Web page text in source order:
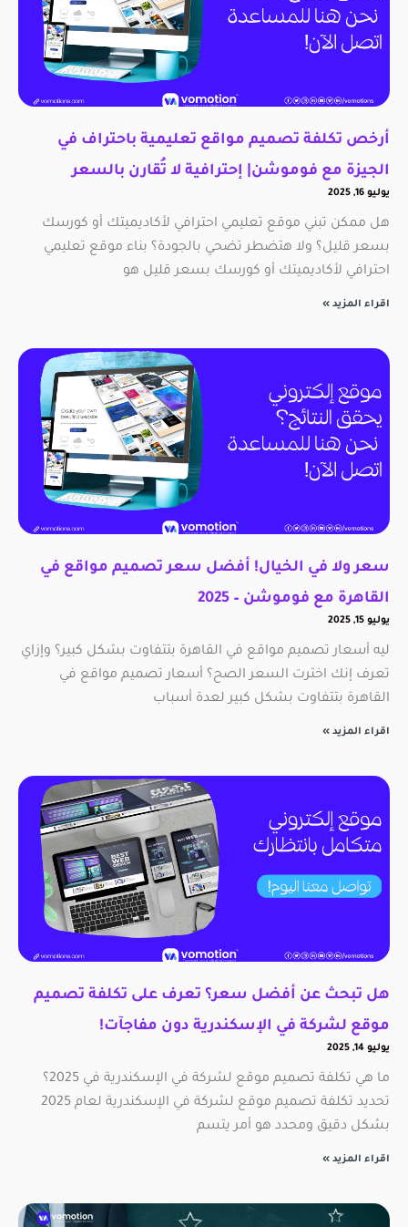
أرخص تكلفة تصميم مواقع تعليمية باحتراف في
الجيزة مع فوموشن| إحترافية لا تُقارن بالسعر
يوليو 16, 2025
هل ممكن تبني موقع تعليمي احترافي لأكاديميتك أو كورسك
بسعر قليل؟ ولا هتضطر تضحي بالجودة؟ بناء موقع تعليمي
احترافي لأكاديميتك أو كورسك بسعر قليل هو
اقراء المزيد »
سعر ولا في الخيال! أفضل سعر تصميم مواقع في
القاهرة مع فوموشن – 2025
يوليو 15, 2025
ليه أسعار تصميم مواقع في القاهرة بتتفاوت بشكل كبير؟ وإزاي
تعرف إنك اخترت السعر الصح؟ أسعار تصميم مواقع في
القاهرة بتتفاوت بشكل كبير لعدة أسباب
اقراء المزيد »
هل تبحث عن أفضل سعر؟ تعرف على تكلفة تصميم
موقع لشركة في الإسكندرية دون مفاجآت!
يوليو 14, 2025
ما هي تكلفة تصميم موقع لشركة في الإسكندرية في 2025؟
تحديد تكلفة تصميم موقع لشركة في الإسكندرية لعام 2025
بشكل دقيق ومحدد هو أمر يتسم
اقراء المزيد »